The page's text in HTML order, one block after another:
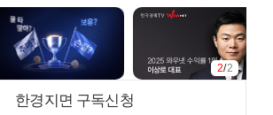
2/2
한경지면 구독신청